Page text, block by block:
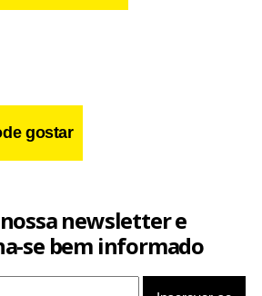
neste ano”, enfatiza o secretário.
gostar
newsletter e
se bem informado